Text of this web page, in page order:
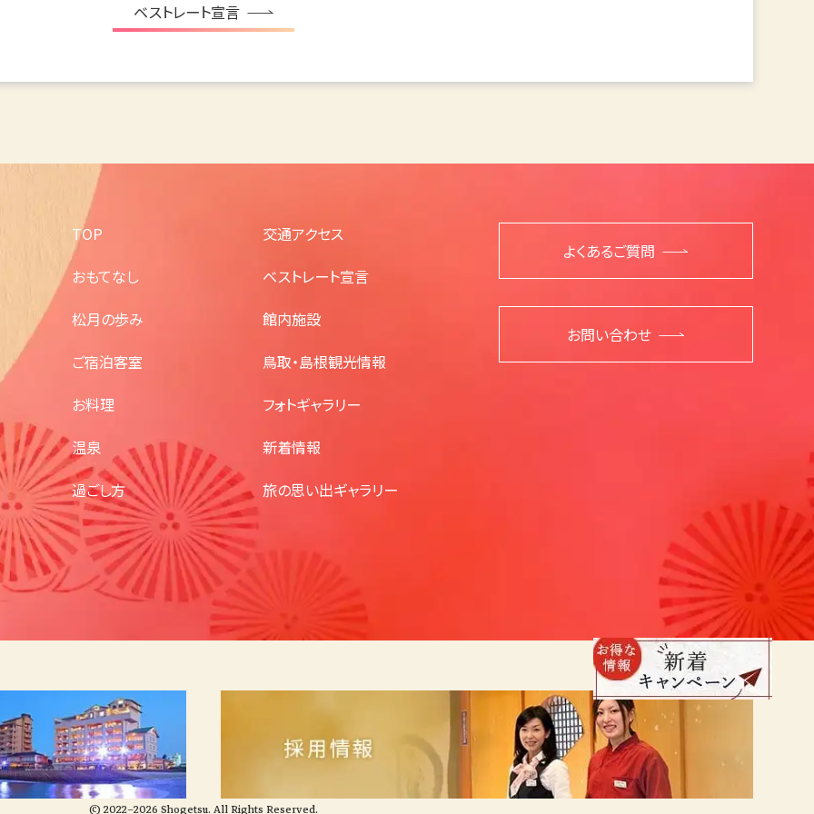
ベストレート宣言
TOP
おもてなし
松月の歩み
ご宿泊客室
お料理
温泉
過ごし方
交通アクセス
ベストレート宣言
館内施設
鳥取・島根観光情報
フォトギャラリー
新着情報
旅の思い出ギャラリー
よくあるご質問
お問い合わせ
© 2022–2026 Shogetsu. All Rights Reserved.